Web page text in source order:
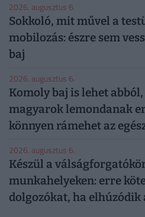
2026. augusztus 6.
Sokkoló, mit művel a
mobilozás: észre sem
baj
2026. augusztus 6.
Komoly baj is lehet
magyarok lemondanak
könnyen rámehet az
2026. augusztus 6.
Készül a
munkahelyeken: erre
dolgozókat, ha elhúzódik